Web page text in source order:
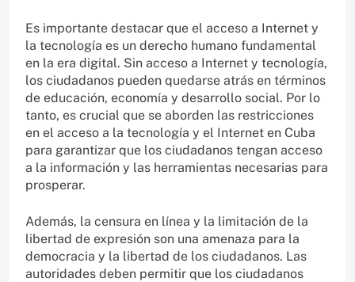
Es importante destacar que el acceso a Internet y
la tecnología es un derecho humano fundamental
en la era digital. Sin acceso a Internet y tecnología,
los ciudadanos pueden quedarse atrás en términos
de educación, economía y desarrollo social. Por lo
tanto, es crucial que se aborden las restricciones
en el acceso a la tecnología y el Internet en Cuba
para garantizar que los ciudadanos tengan acceso
a la información y las herramientas necesarias para
prosperar.
Además, la censura en línea y la limitación de la
libertad de expresión son una amenaza para la
democracia y la libertad de los ciudadanos. Las
autoridades deben permitir que los ciudadanos